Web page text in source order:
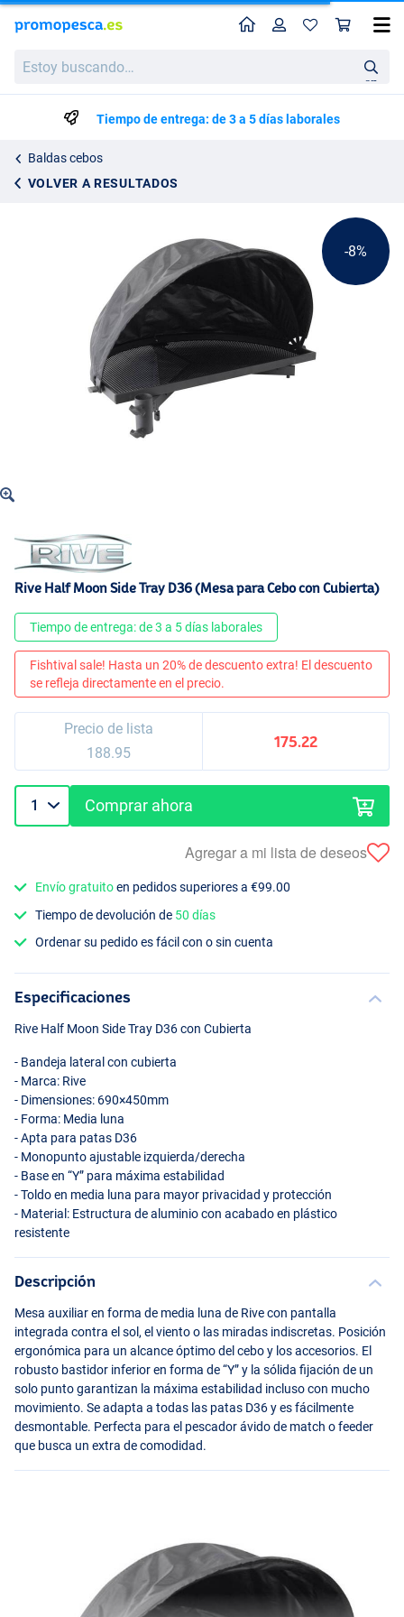
buscando…
en
Perfil
Tiempo de entrega: de 3 a 5 días laborales
Baldas cebos
VOLVER A RESULTADOS
188.95
-8%
Rive Half Moon Side Tray D36 (Mesa para Cebo con Cubierta)
Tiempo de entrega: de 3 a 5 días laborales
Fishtival sale! Hasta un 20% de descuento extra! El descuento
se refleja directamente en el precio.
Precio de lista
188.95
175.22
Comprar ahora
Agregar a mi lista de deseos
Envío gratuitoen pedidos superiores a €99.00
Tiempo de devolución de 50 días
Ordenar su pedido es fácil con o sin cuenta
Especificaciones
Rive Half Moon Side Tray D36 con Cubierta
- Bandeja lateral con cubierta
- Marca: Rive
- Dimensiones: 690×450mm
- Forma: Media luna
- Apta para patas D36
- Monopunto ajustable izquierda/derecha
- Base en “Y” para máxima estabilidad
- Toldo en media luna para mayor privacidad y protección
- Material: Estructura de aluminio con acabado en plástico
resistente
Descripción
Mesa auxiliar en forma de media luna de Rive con pantalla
integrada contra el sol, el viento o las miradas indiscretas. Posición
ergonómica para un alcance óptimo del cebo y los accesorios. El
robusto bastidor inferior en forma de “Y” y la sólida fijación de un
solo punto garantizan la máxima estabilidad incluso con mucho
movimiento. Se adapta a todas las patas D36 y es fácilmente
desmontable. Perfecta para el pescador ávido de match o feeder
que busca un extra de comodidad.